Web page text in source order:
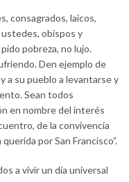
consagrados, laicos,
obispos y
pobreza, no lujo.
Den ejemplo de
a su pueblo a levantarse y
Sean todos
en nombre del interés
de la convivencia
por San Francisco”.
a vivir un día universal